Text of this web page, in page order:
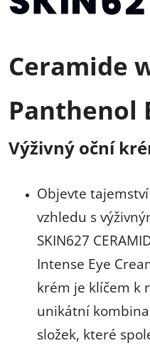
Ceramide
Panthenol
Výživný oční
Objevte
vzhledu s
SKIN627
Intense Eye
krém je klíčem k
unikátní
složek, které